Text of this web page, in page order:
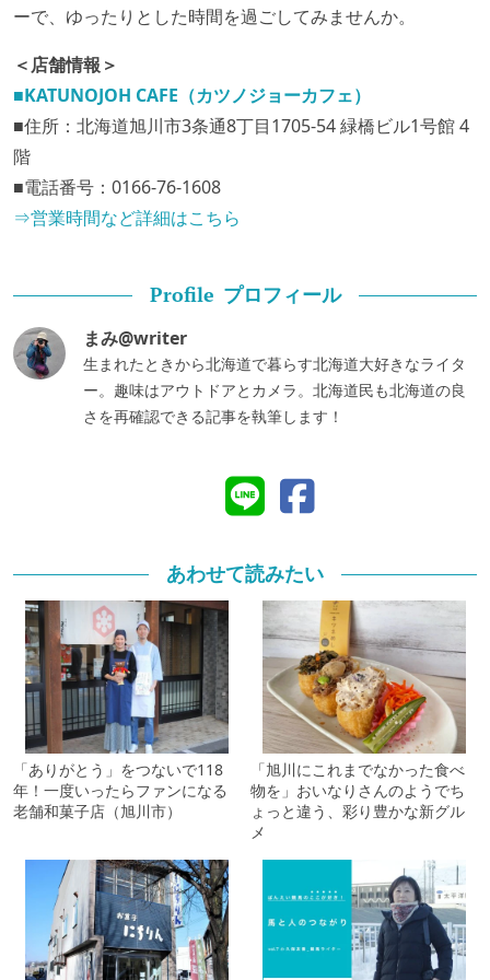
ーで、ゆったりとした時間を過ごしてみませんか。
＜店舗情報＞
■KATUNOJOH CAFE（カツノジョーカフェ）
■住所：北海道旭川市3条通8丁目1705-54 緑橋ビル1号館 4
階
■電話番号：0166-76-1608
⇒営業時間など詳細はこちら
Profile プロフィール
まみ@writer
生まれたときから北海道で暮らす北海道大好きなライタ
ー。趣味はアウトドアとカメラ。北海道民も北海道の良
さを再確認できる記事を執筆します！
あわせて読みたい
「ありがとう」をつないで118
年！一度いったらファンになる
老舗和菓子店（旭川市）
「旭川にこれまでなかった食べ
物を」おいなりさんのようでち
ょっと違う、彩り豊かな新グル
メ